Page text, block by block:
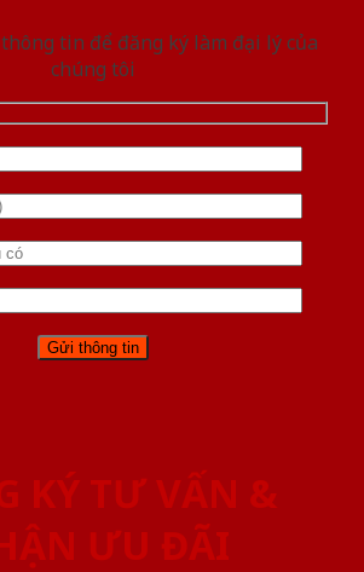
tin để đăng ký làm đại lý của
chúng tôi
KÝ TƯ VẤN &
ƯU ĐÃI